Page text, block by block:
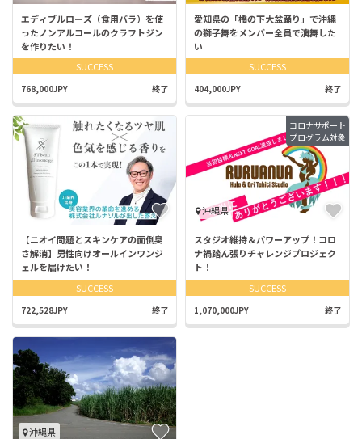
エディブルローズ（食用バラ）を使
ったノンアルコールのクラフトジン
を作りたい！
SUCCESS
768,000JPY 終了
愛知県の「橋の下大盆踊り」で沖縄
の獅子舞をメンバー全員で演舞した
い
SUCCESS
404,000JPY 終了
【ニオイ問題とスキンケアの面倒臭
さ解消】男性向けオールインワンジ
ェルを届けたい！
SUCCESS
722,528JPY 終了
コロナサポート
プログラム対象
沖縄県
スタジオ維持＆パワーアップ！コロ
ナ禍踏ん張りチャレンジプロジェク
ト！
SUCCESS
1,070,000JPY 終了
沖縄県